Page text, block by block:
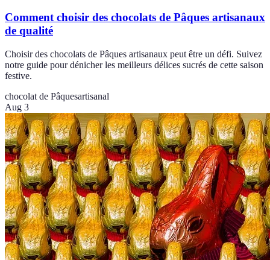
Comment choisir des chocolats de Pâques artisanaux
de qualité
Choisir des chocolats de Pâques artisanaux peut être un défi. Suivez
notre guide pour dénicher les meilleurs délices sucrés de cette saison
festive.
chocolat de Pâquesartisanal
Aug 3